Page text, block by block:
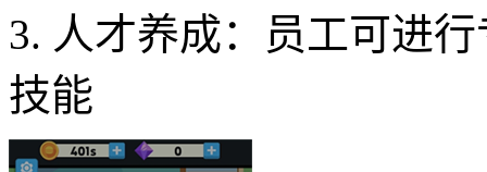
3. 人才养成：员工可进
技能